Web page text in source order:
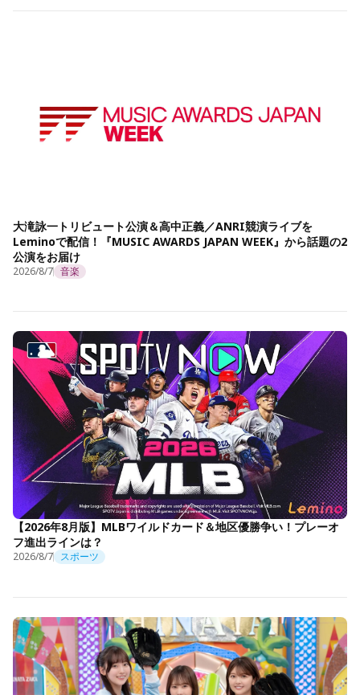
大滝詠一トリビュート公演＆高中正義／ANRI競演ライブを
Leminoで配信！『MUSIC AWARDS JAPAN WEEK』から話題の2
公演をお届け
2026/8/7 音楽
【2026年8月版】MLBワイルドカード＆地区優勝争い！プレーオ
フ進出ラインは？
2026/8/7 スポーツ